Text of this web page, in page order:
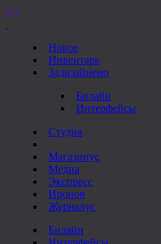
EN
Новое
Инвентарь
Задизайнено
Билайн
Интерфейсы
Студия
Магазинус
Медиа
Экспресс
Иронов
Журналус
Билайн